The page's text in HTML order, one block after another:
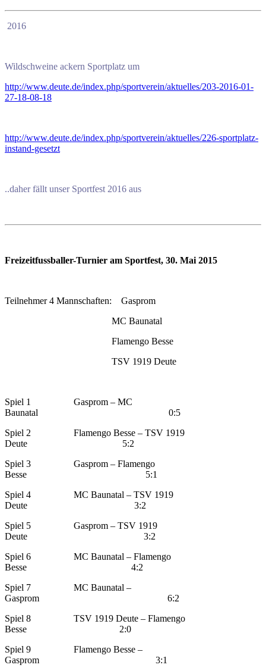
2016
Wildschweine ackern Sportplatz um
http://www.deute.de/index.php/sportverein/aktuelles/203-2016-01-
27-18-08-18
http://www.deute.de/index.php/sportverein/aktuelles/226-sportplatz-
instand-gesetzt
..daher fällt unser Sportfest 2016 aus
Freizeitfussballer-Turnier am Sportfest, 30. Mai 2015
Teilnehmer 4 Mannschaften: Gasprom
MC Baunatal
Flamengo Besse
TSV 1919 Deute
Spiel 1 Gasprom – MC
Baunatal 0:5
Spiel 2 Flamengo Besse – TSV 1919
Deute 5:2
Spiel 3 Gasprom – Flamengo
Besse 5:1
Spiel 4 MC Baunatal – TSV 1919
Deute 3:2
Spiel 5 Gasprom – TSV 1919
Deute 3:2
Spiel 6 MC Baunatal – Flamengo
Besse 4:2
Spiel 7 MC Baunatal –
Gasprom 6:2
Spiel 8 TSV 1919 Deute – Flamengo
Besse 2:0
Spiel 9 Flamengo Besse –
Gasprom 3:1